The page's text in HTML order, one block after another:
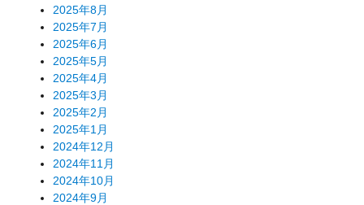
2025年8月
2025年7月
2025年6月
2025年5月
2025年4月
2025年3月
2025年2月
2025年1月
2024年12月
2024年11月
2024年10月
2024年9月